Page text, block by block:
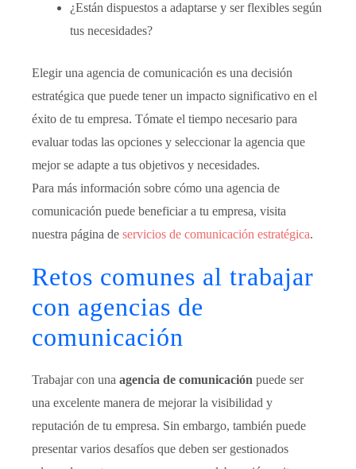
¿Están dispuestos a adaptarse y ser flexibles según
tus necesidades?
Elegir una agencia de comunicación es una decisión
estratégica que puede tener un impacto significativo en el
éxito de tu empresa. Tómate el tiempo necesario para
evaluar todas las opciones y seleccionar la agencia que
mejor se adapte a tus objetivos y necesidades.
Para más información sobre cómo una agencia de
comunicación puede beneficiar a tu empresa, visita
nuestra página de servicios de comunicación estratégica.
Retos comunes al trabajar
con agencias de
comunicación
Trabajar con una agencia de comunicación puede ser
una excelente manera de mejorar la visibilidad y
reputación de tu empresa. Sin embargo, también puede
presentar varios desafíos que deben ser gestionados